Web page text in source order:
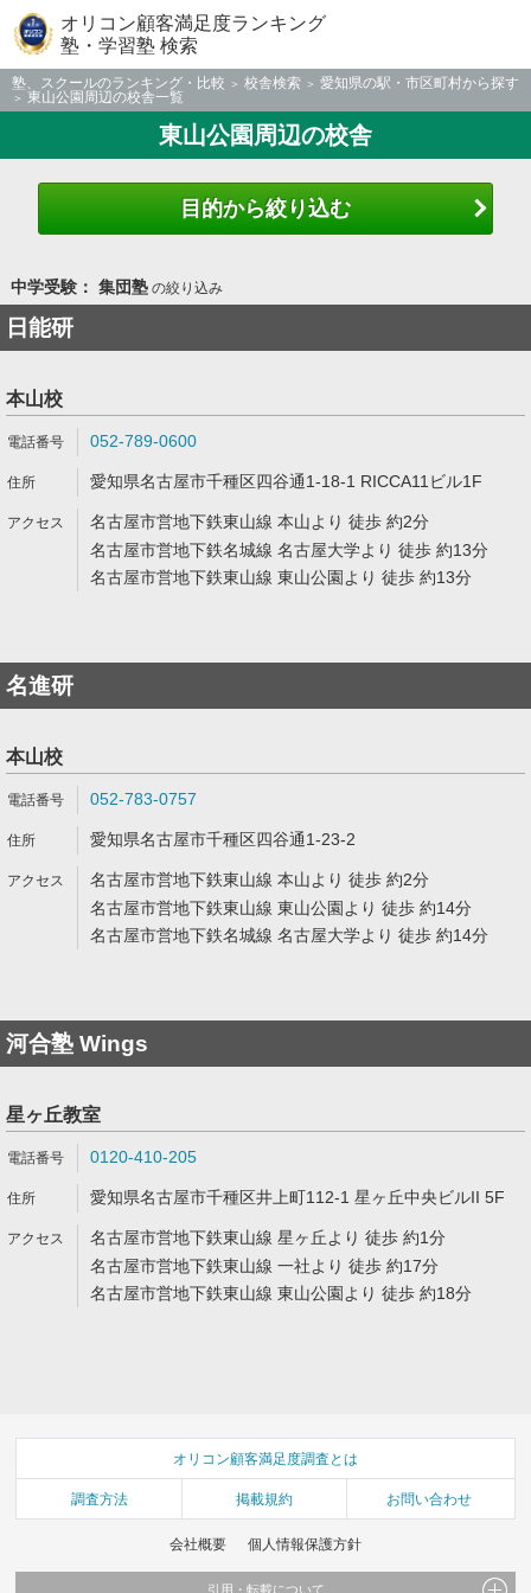
オリコン顧客満足度ランキング
塾・学習塾 検索
塾、スクールのランキング・比較 校舎検索
愛知県の駅・市区町村から探す
東山公園周辺の校舎一覧
東山公園周辺の校舎
目的から絞り込む
中学受験： 集団塾の絞り込み
日能研
本山校
052-789-0600
愛知県名古屋市千種区四谷通1-18-1 RICCA11ビル1F
名古屋市営地下鉄東山線 本山より 徒歩 約2分
名古屋市営地下鉄名城線 名古屋大学より 徒歩 約13分
名古屋市営地下鉄東山線 東山公園より 徒歩 約13分
名進研
本山校
052-783-0757
愛知県名古屋市千種区四谷通1-23-2
名古屋市営地下鉄東山線 本山より 徒歩 約2分
名古屋市営地下鉄東山線 東山公園より 徒歩 約14分
名古屋市営地下鉄名城線 名古屋大学より 徒歩 約14分
河合塾 Wings
星ヶ丘教室
0120-410-205
愛知県名古屋市千種区井上町112-1 星ヶ丘中央ビルII 5F
名古屋市営地下鉄東山線 星ヶ丘より 徒歩 約1分
名古屋市営地下鉄東山線 一社より 徒歩 約17分
名古屋市営地下鉄東山線 東山公園より 徒歩 約18分
オリコン顧客満足度調査とは
調査方法 掲載規約 お問い合わせ
会社概要 個人情報保護方針
引用・転載について